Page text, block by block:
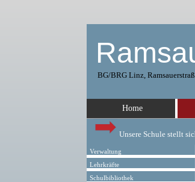
BG/BRG Linz,
Unsere Schule stellt
Home
Verwaltung
Lehrkräfte
Schulbibliothek